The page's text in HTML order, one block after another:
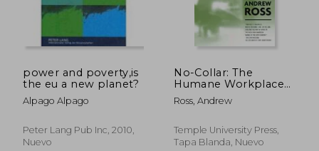
power and poverty,is
the eu a new planet?
Alpago Alpago
Peter Lang Pub Inc, 2010,
Nuevo
No-Collar: The
Humane Workplace
and Its Hidden Costs
(en Inglés)
Ross, Andrew
Temple University Press,
Tapa Blanda, Nuevo